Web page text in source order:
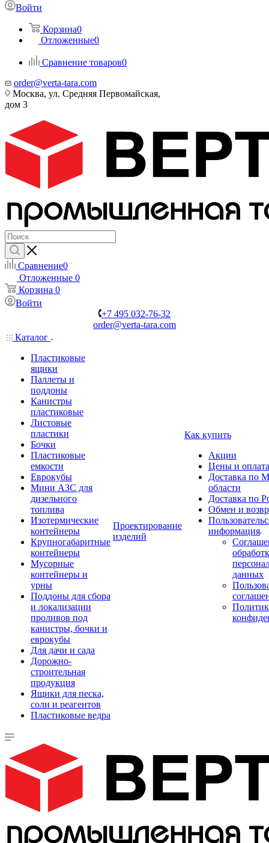
Войти
Корзина0
Отложенные0
Сравнение товаров0
order@verta-tara.com
Москва, ул. Средняя Первомайская,
дом 3
Сравнение0
Отложенные 0
Корзина 0
Войти
+7 495 032-76-32
order@verta-tara.com
Каталог
Пластиковые
ящики
Паллеты и
поддоны
Канистры
пластиковые
Листовые
пластики
Бочки
Пластиковые
емкости
Еврокубы
Мини АЗС для
дизельного
топлива
Изотермические
контейнеры
Крупногабаритные
контейнеры
Мусорные
контейнеры и
урны
Поддоны для сбора
и локализации
проливов под
канистры, бочки и
еврокубы
Для дачи и сада
Дорожно-
строительная
продукция
Ящики для песка,
соли и реагентов
Пластиковые ведра
Проектирование
изделий
Как купить
Акции
Цены и оплата
Доставка по
области
Доставка по
Обмен и
информация
данных